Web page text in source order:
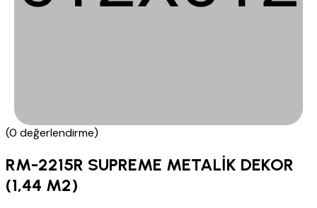
(0 değerlendirme)
RM-2215R SUPREME METALİK DEKOR
(1,44 M2)